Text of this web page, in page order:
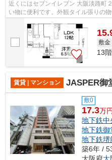
近くにはセブンイレブン 大阪淡路町
い物に便利です。外観タイル張りの
心配が少ない物件です。造りとデザ...
敷金
13
賃貸 | マンション JASPER御
敷0
17.3万円
地下鉄中
地下鉄御
地下鉄堺
築6年 /